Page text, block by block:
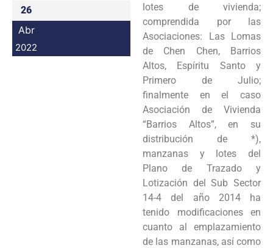
26
Abr
2022
lotes de vivienda;
comprendida por las
Asociaciones: Las Lomas
de Chen Chen, Barrios
Altos, Espíritu Santo y
Primero de Julio;
finalmente en el caso
Asociación de Vivienda
“Barrios Altos”, en su
distribución de *),
manzanas y lotes del
Plano de Trazado y
Lotización del Sub Sector
14-4 del año 2014 ha
tenido modificaciones en
cuanto al emplazamiento
de las manzanas, así como